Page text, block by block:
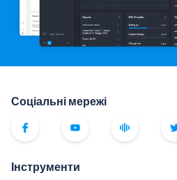
Соціальні мережі
Інструменти